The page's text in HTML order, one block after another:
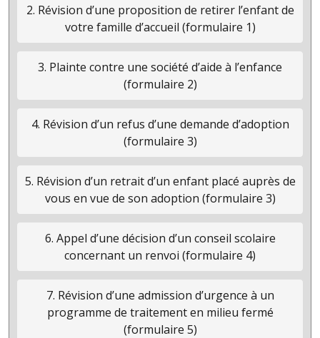
2. Révision d’une proposition de retirer l’enfant de
votre famille d’accueil (formulaire 1)
3. Plainte contre une société d’aide à l’enfance
(formulaire 2)
4. Révision d’un refus d’une demande d’adoption
(formulaire 3)
5. Révision d’un retrait d’un enfant placé auprès de
vous en vue de son adoption (formulaire 3)
6. Appel d’une décision d’un conseil scolaire
concernant un renvoi (formulaire 4)
7. Révision d’une admission d’urgence à un
programme de traitement en milieu fermé
(formulaire 5)